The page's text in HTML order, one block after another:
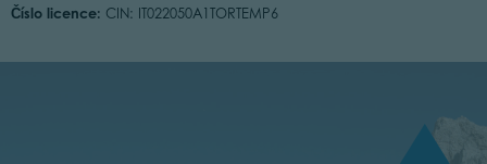
Číslo licence: CIN: IT022050A1TORTEMP6